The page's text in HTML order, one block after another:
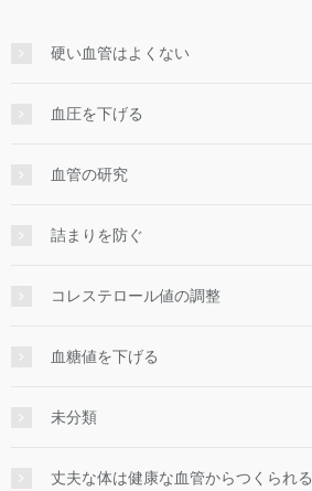
硬い血管はよくない
血圧を下げる
血管の研究
詰まりを防ぐ
コレステロール値の調整
血糖値を下げる
未分類
丈夫な体は健康な血管からつくられる